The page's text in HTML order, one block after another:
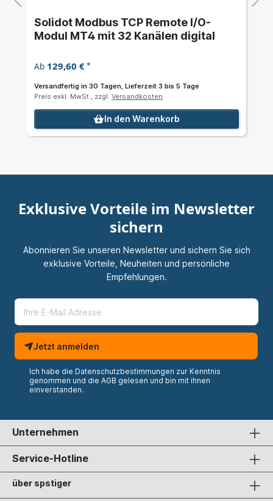
Solidot Modbus TCP Remote I/O-
Modul MT4 mit 32 Kanälen digital
Ab 129,60 €*
Versandfertig in 30 Tagen, Lieferzeit 3 bis 5 Tage
Preis exkl. MwSt., zzgl. Versandkosten
In den Warenkorb
Exklusive Vorteile im Newsletter
sichern
Abonnieren Sie unseren Newsletter und sichern Sie sich
exklusive Vorteile, Neuheiten und persönliche
Empfehlungen.
Jetzt anmelden
Ich habe die Datenschutzbestimmungen zur Kenntnis
genommen und die AGB gelesen und bin mit ihnen
einverstanden.
Unternehmen
Service-Hotline
über spstiger